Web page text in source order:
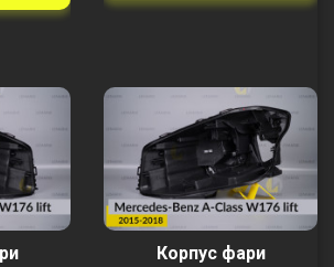
Корпус фари